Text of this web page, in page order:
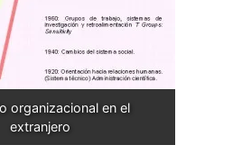
organizacional en el
extranjero